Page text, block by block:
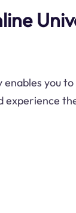
you
experience